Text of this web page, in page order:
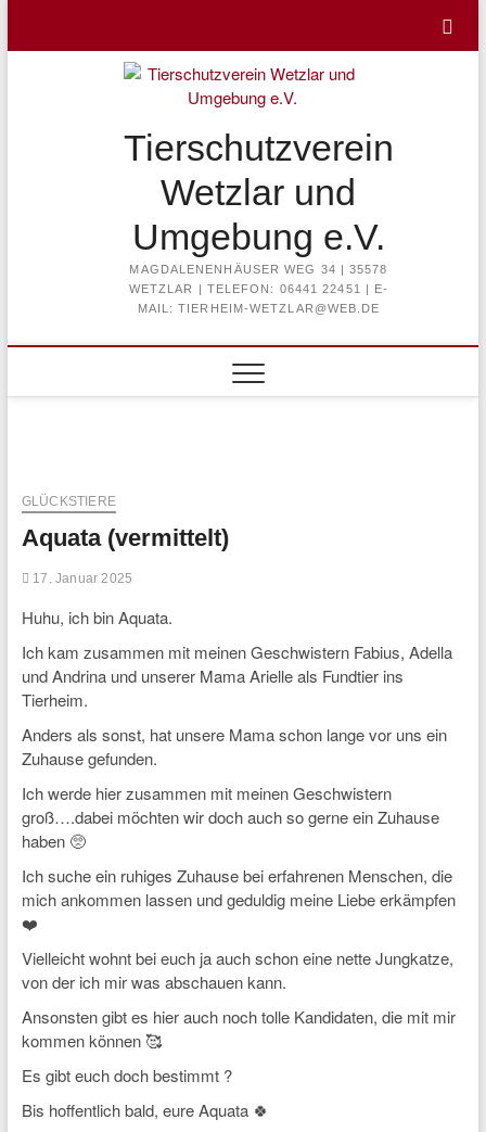
content
Tierschutzverein
Wetzlar und
Umgebung e.V.
MAGDALENENHÄUSER WEG 34 | 35578
WETZLAR | TELEFON: 06441 22451 | E-
MAIL: TIERHEIM-WETZLAR@WEB.DE
GLÜCKSTIERE
Aquata (vermittelt)
17. Januar 2025
Huhu, ich bin Aquata.
Ich kam zusammen mit meinen Geschwistern Fabius, Adella
und Andrina und unserer Mama Arielle als Fundtier ins
Tierheim.
Anders als sonst, hat unsere Mama schon lange vor uns ein
Zuhause gefunden.
Ich werde hier zusammen mit meinen Geschwistern
groß….dabei möchten wir doch auch so gerne ein Zuhause
haben 🥺
Ich suche ein ruhiges Zuhause bei erfahrenen Menschen, die
mich ankommen lassen und geduldig meine Liebe erkämpfen
❤️
Vielleicht wohnt bei euch ja auch schon eine nette Jungkatze,
von der ich mir was abschauen kann.
Ansonsten gibt es hier auch noch tolle Kandidaten, die mit mir
kommen können 🥰
Es gibt euch doch bestimmt ?
Bis hoffentlich bald, eure Aquata 🍀